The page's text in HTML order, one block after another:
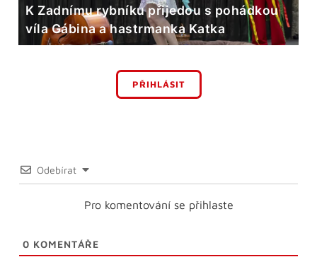
K Zadnímu rybníku přijedou s pohádkou
víla Gábina a hastrmanka Katka
PŘIHLÁSIT
Odebírat
Pro komentování se přihlaste
0 KOMENTÁŘE